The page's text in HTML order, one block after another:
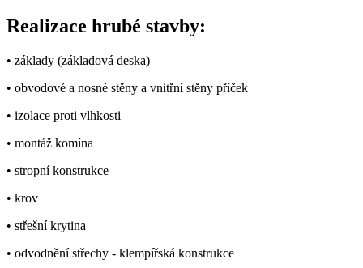
Realizace hrubé stavby:
• základy (základová deska)
• obvodové a nosné stěny a vnitřní stěny příček
• izolace proti vlhkosti
• montáž komína
• stropní konstrukce
• krov
• střešní krytina
• odvodnění střechy - klempířská konstrukce